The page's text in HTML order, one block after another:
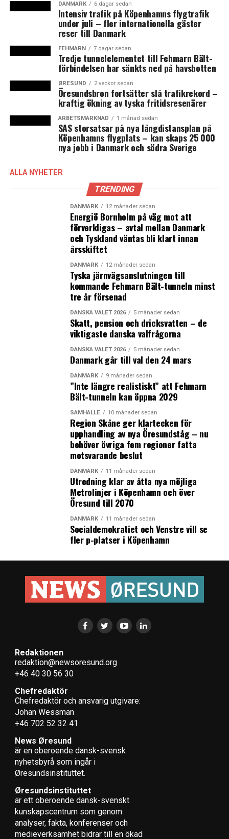
DANMARK 6 dagar sedan
Intensiv trafik på Köpenhamns flygtrafik
under juli – fler internationella gäster
reser till Danmark
FEHMARN 7 dagar sedan
Tredje tunnelelementet till Fehmarn Bält-
förbindelsen har sänkts ned på havsbotten
ØRESUND 2 veckor sedan
Öresundsbron fortsätter slå trafikrekord –
kraftig ökning av tyska fritidsresenärer
ARBETSMARKNAD 1 månad sedan
SAS storsatsar på nya långdistansplan på
Köpenhamns flygplats – kan skaps 25 000
nya jobb i Danmark och södra Sverige
ALLA NYHETER
TRENDING
DANMARK 12 månader sedan
Energiö Bornholm på väg mot att
förverkligas – avtal mellan Danmark
och Tyskland väntas bli klart innan
årsskiftet
DANMARK 12 månader sedan
Tyska järnvägsanslutningen till
kommande Fehmarn Bält-tunneln minst
tre år försenad
DANSKA VALET 2026 5 månader sedan
Skatt, pension och dricksvatten – de
viktigaste danska valfrågorna
DANSKA VALET 2026 5 månader sedan
Danmark går till val den 24 mars
DANMARK 9 månader sedan
”Inte längre realistiskt” att Fehmarn
Bält-tunneln kan öppna 2029
SAMHÄLLE 10 månader sedan
Region Skåne ger klartecken för
upphandling av nya Öresundståg – nu
behöver övriga fem regioner fatta
motsvarande beslut
DANMARK 11 månader sedan
Utredning klar av åtta nya möjliga
Metrolinjer i Köpenhamn och över
Öresund till 2070
DANMARK 11 månader sedan
Socialdemokratiet och Venstre vill se
fler p-platser i Köpenhamn
Redaktionen
redaktion@newsoresund.org
+46 40 30 56 30
Chefredaktör
Chefredaktör och ansvarig utgivare:
Johan Wessman
+46 702 52 32 41
News Øresund
är en oberoende dansk-svensk
nyhets­byrå som ingår i
Øresundsinstituttet.
Øresundsinstituttet
är ett oberoende dansk-svenskt
kunskapscentrum som genom
analyser, fakta, konferenser och
medieverksamhet bidrar till en ökad